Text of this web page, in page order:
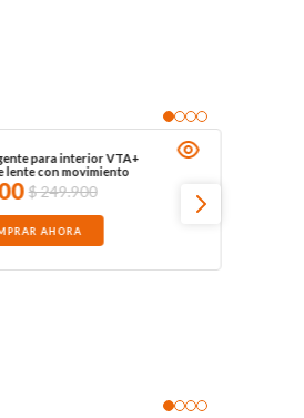
para interior VTA+
lente con movimiento
$249.900
AHORA